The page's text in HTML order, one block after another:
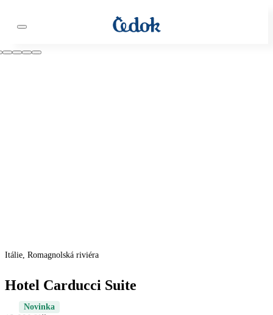
Itálie, Romagnolská riviéra
Hotel Carducci Suite
Novinka